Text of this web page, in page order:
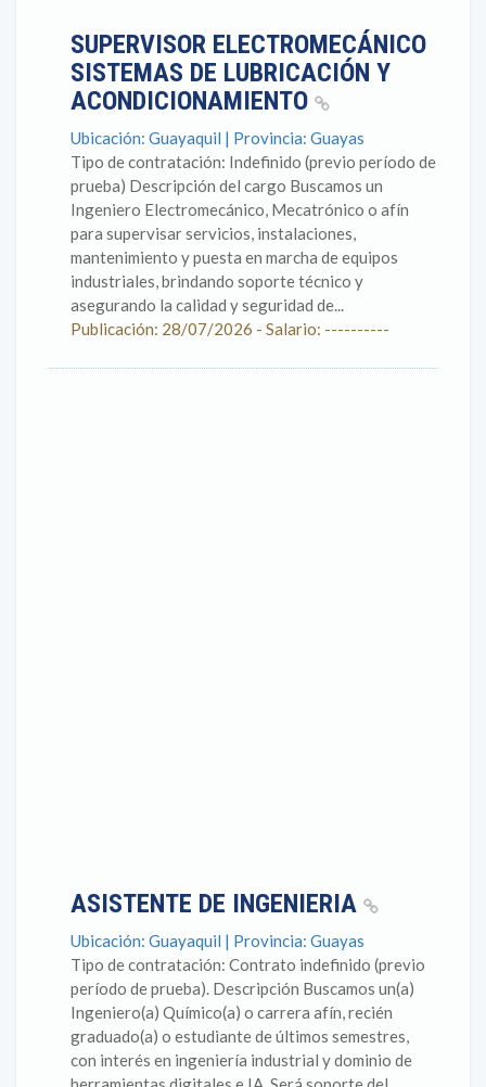
SUPERVISOR ELECTROMECÁNICO
SISTEMAS DE LUBRICACIÓN Y
ACONDICIONAMIENTO
Ubicación: Guayaquil | Provincia: Guayas
Tipo de contratación: Indefinido (previo período de
prueba) Descripción del cargo Buscamos un
Ingeniero Electromecánico, Mecatrónico o afín
para supervisar servicios, instalaciones,
mantenimiento y puesta en marcha de equipos
industriales, brindando soporte técnico y
asegurando la calidad y seguridad de...
Publicación: 28/07/2026 - Salario: ----------
ASISTENTE DE INGENIERIA
Ubicación: Guayaquil | Provincia: Guayas
Tipo de contratación: Contrato indefinido (previo
período de prueba). Descripción Buscamos un(a)
Ingeniero(a) Químico(a) o carrera afín, recién
graduado(a) o estudiante de últimos semestres,
con interés en ingeniería industrial y dominio de